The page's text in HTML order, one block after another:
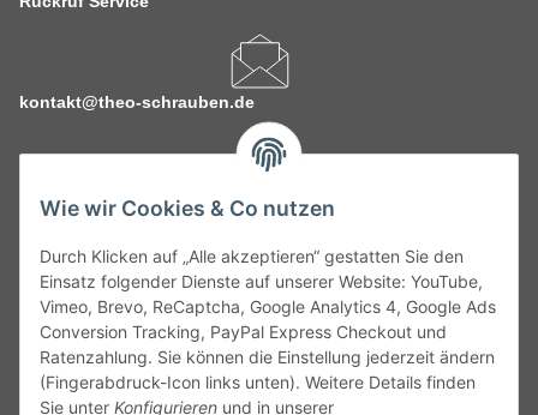
Wie wir Cookies & Co nutzen
Durch Klicken auf „Alle akzeptieren“ gestatten Sie den
Einsatz folgender Dienste auf unserer Website: YouTube,
Vimeo, Brevo, ReCaptcha, Google Analytics 4, Google Ads
Conversion Tracking, PayPal Express Checkout und
Ratenzahlung. Sie können die Einstellung jederzeit ändern
(Fingerabdruck-Icon links unten). Weitere Details finden
Sie unter Konfigurieren und in unserer
kontakt@theo-schrauben.de
Service
Gesetzliche Informationen
Alle technischen Angaben ohne Gewähr. Irrtümer und fehlerhafte